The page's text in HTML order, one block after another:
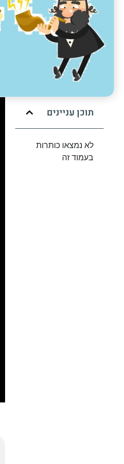
תוכן עניינים
לא נמצאו כותרות
בעמוד זה